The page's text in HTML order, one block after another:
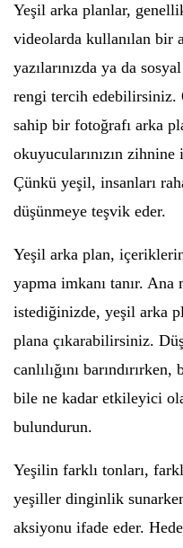
Yeşil arka planlar,
videolarda kullanılan bir
yazılarınızda ya da
rengi tercih edebilirsiniz.
sahip bir fotoğrafı arka
okuyucularınızın
Çünkü yeşil, insanları
düşünmeye teşvik eder.
Yeşil arka plan,
yapma imkanı tanır. Ana
istediğinizde, yeşil arka
plana çıkarabilirsiniz.
canlılığını
bile ne kadar etkileyici
bulundurun.
Yeşilin farklı tonları,
yeşiller dinginlik
aksiyonu ifade eder.